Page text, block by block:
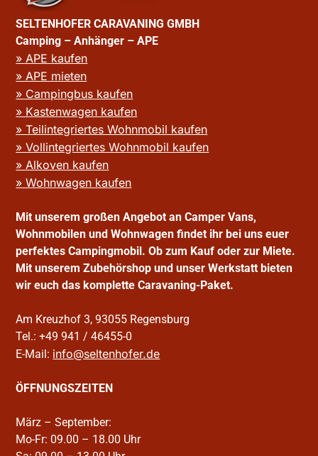
SELTENHOFER CARAVANING GMBH
Camping – Anhänger – APE
» APE kaufen
» APE mieten
» Campingbus kaufen
» Kastenwagen kaufen
» Teilintegriertes Wohnmobil kaufen
» Vollintegriertes Wohnmobil kaufen
» Alkoven kaufen
» Wohnwagen kaufen
Mit unserem großen Angebot an Camper Vans,
Wohnmobilen und Wohnwagen findet ihr bei uns euer
perfektes Campingmobil. Ob zum Kauf oder zur Miete.
Mit unserem Zubehörshop und unser Werkstatt bieten
wir euch das komplette Caravaning-Paket.
Am Kreuzhof 3, 93055 Regensburg
Tel.: +49 941 / 46455-0
E-Mail: info@seltenhofer.de
ÖFFNUNGSZEITEN
März – September:
Mo-Fr: 09.00 – 18.00 Uhr